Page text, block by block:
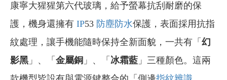
康寧大猩猩第六代玻璃，給予螢幕抗刮耐磨的保
護，機身還擁有 IP53 防塵防水保護，表面採用抗指
紋處理，讓手機能隨時保持全新面貌，一共有「 幻
影黑 」、「 金屬銅 」、「 冰霜藍 」三種顏色。這兩